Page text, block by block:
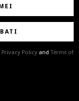
Privacy Policy and Terms of